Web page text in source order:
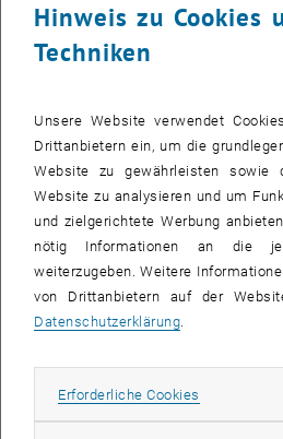
im Labor gemessen und ist ein Maß
zahlreichen internationalen
wird mit der russischen, der
Weltraumbehörde. Zu den
Messungen auf Satelliten, Space
ISS, und auch die Betreuung des mit
ununterbrochenen Raumfluges der
der Austrian Society for Aerospace
Kunststoffpuppe mit echtem Skelett
durchgeführt wurde. Mit der
Hinweis zu Cookies
Techniken
Unsere Website verwendet
Drittanbietern ein, um die
Website zu gewährleisten sowie
Website zu analysieren und um
und zielgerichtete Werbung
nötig Informationen an die
weiterzugeben. Weitere
von Drittanbietern auf der
Datenschutzerklärung.
Erforderliche Cookies